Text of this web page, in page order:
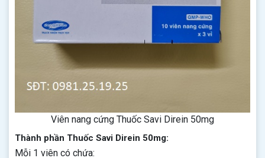
Viên nang cứng Thuốc Savi Direin 50mg
Thành phần Thuốc Savi Direin 50mg:
Mỗi 1 viên có chứa: